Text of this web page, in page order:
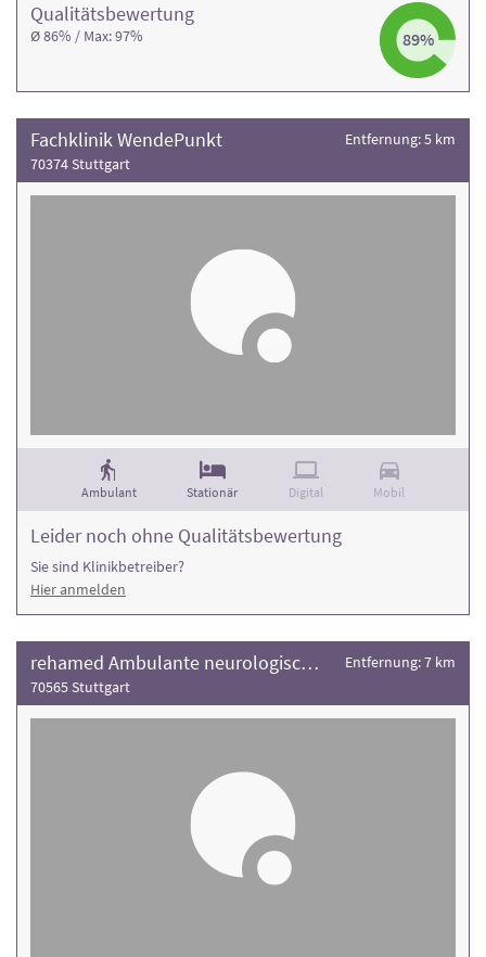
Qualitäts­bewertung
Ø 86% / Max: 97% 89%
Fachklinik WendePunkt
70374 Stuttgart
Entfernung: 5 km
Ambulant Stationär Digital Mobil
Leider noch ohne Qualitätsbewertung
Sie sind Klinikbetreiber?
Hier anmelden
rehamed Ambulante neurologische Rehabilitation
70565 Stuttgart
Entfernung: 7 km